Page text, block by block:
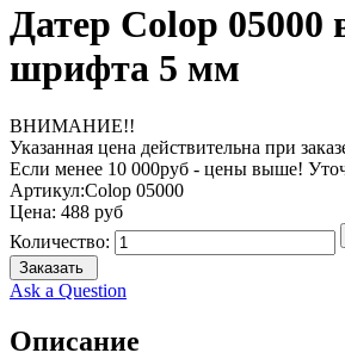
Датер Colop 05000
шрифта 5 мм
ВНИМАНИЕ!!
Указанная цена действительна при
Если менее 10 000руб - цены выше!
Артикул:Colop 05000
Цена: 488 руб
Количество:
Заказать
Ask a Question
Описание